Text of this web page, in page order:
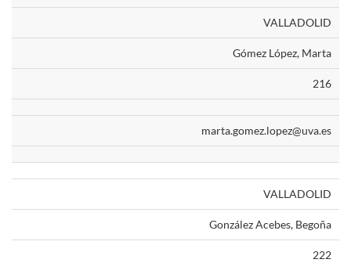
VALLADOLID
Gómez López, Marta
216
marta.gomez.lopez@uva.es
VALLADOLID
González Acebes, Begoña
222